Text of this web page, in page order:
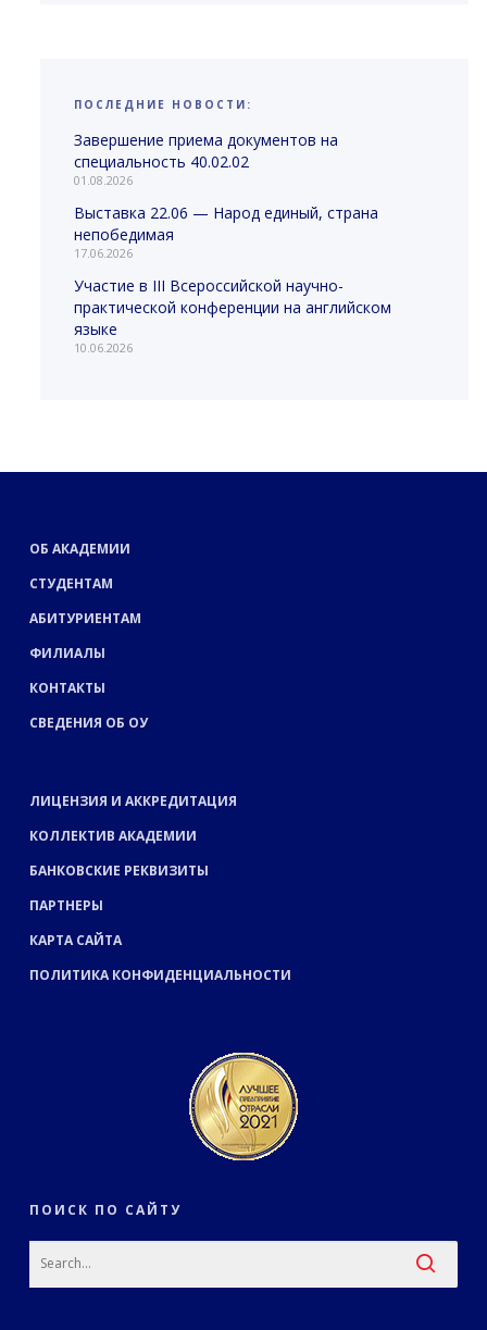
ПОСЛЕДНИЕ НОВОСТИ:
Завершение приема документов на
специальность 40.02.02
01.08.2026
Выставка 22.06 — Народ единый, страна
непобедимая
17.06.2026
Участие в III Всероссийской научно-
практической конференции на английском
языке
10.06.2026
ОБ АКАДЕМИИ
СТУДЕНТАМ
АБИТУРИЕНТАМ
ФИЛИАЛЫ
КОНТАКТЫ
СВЕДЕНИЯ ОБ ОУ
ЛИЦЕНЗИЯ И АККРЕДИТАЦИЯ
КОЛЛЕКТИВ АКАДЕМИИ
БАНКОВСКИЕ РЕКВИЗИТЫ
ПАРТНЕРЫ
КАРТА САЙТА
ПОЛИТИКА КОНФИДЕНЦИАЛЬНОСТИ
ПОИСК ПО САЙТУ